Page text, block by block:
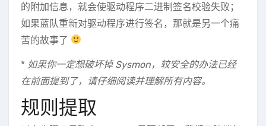
的附加信息，就会使驱动程序二进制签名校验失败；
如果蓝队重新对驱动程序进行签名，那就是另一个痛
苦的故事了
* 如果你一定想破坏掉 Sysmon，较安全的办法已经
在前面提到了，请仔细阅读并理解所有内容。
规则提取